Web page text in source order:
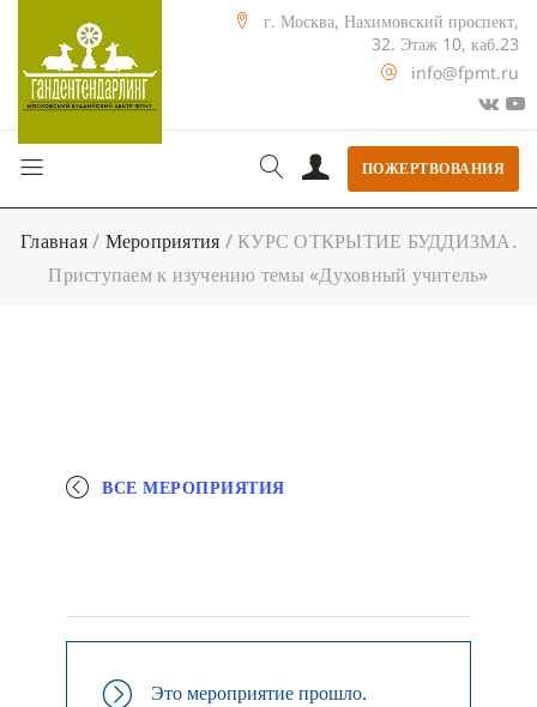
г. Москва, Нахимовский проспект,
32. Этаж 10, каб.23
info@fpmt.ru
ПОЖЕРТВОВАНИЯ
Главная/ Мероприятия / КУРС ОТКРЫТИЕ БУДДИЗМА.
Приступаем к изучению темы «Духовный учитель»
ВСЕ МЕРОПРИЯТИЯ
Это мероприятие прошло.